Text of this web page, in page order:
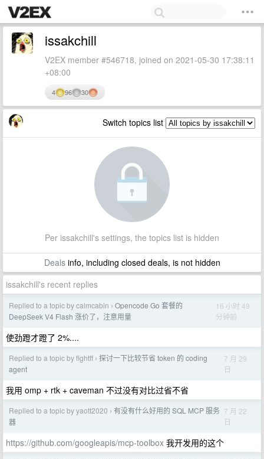
issakchill
V2EX member #546718, joined on 2021-05-30 17:38:11
+08:00
4 96 30
Switch topics list
Per issakchill's settings, the topics list is hidden
Dealsinfo, including closed deals, is not hidden
issakchill's recent replies
Replied to a topic by calmcabin › Opencode Go 套餐的
DeepSeek V4 Flash 涨价了，注意用量
16 小时 49
分钟前
使劲蹬才蹬了 2%....
Replied to a topic by fightff › 探讨一下比较节省 token 的 coding
agent
7 月 29
日
我用 omp + rtk + caveman 不过没有对比过省不省
Replied to a topic by yaott2020 › 有没有什么好用的 SQL MCP 服务
器
7 月 22
日
https://github.com/googleapis/mcp-toolbox 我开发用的这个